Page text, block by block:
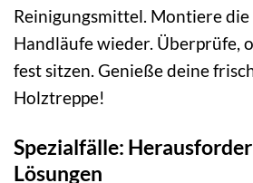
Reinigungsmittel. Montiere
Handläufe wieder. Überprüfe,
fest sitzen. Genieße deine
Holztreppe!
Spezialfälle:
Lösungen